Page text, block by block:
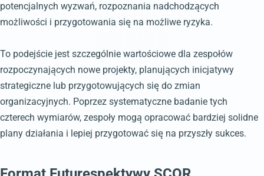
potencjalnych wyzwań, rozpoznania nadchodzących
możliwości i przygotowania się na możliwe ryzyka.
To podejście jest szczególnie wartościowe dla zespołów
rozpoczynających nowe projekty, planujących inicjatywy
strategiczne lub przygotowujących się do zmian
organizacyjnych. Poprzez systematyczne badanie tych
czterech wymiarów, zespoły mogą opracować bardziej solidne
plany działania i lepiej przygotować się na przyszły sukces.